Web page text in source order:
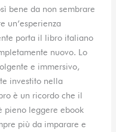
bene da non sembrare
un’esperienza
porta il libro italiano
nuovo. Lo
e immersivo,
investito nella
è un ricordo che il
pieno leggere ebook
più da imparare e